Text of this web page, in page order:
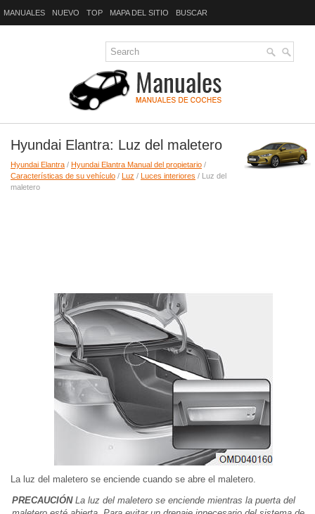
MANUALES NUEVO TOP MAPA DEL SITIO BUSCAR
Hyundai Elantra: Luz del maletero
Hyundai Elantra / Hyundai Elantra Manual del propietario /
Características de su vehículo / Luz / Luces interiores / Luz del
maletero
La luz del maletero se enciende cuando se abre el maletero.
PRECAUCIÓNLa luz del maletero se enciende mientras la puerta del